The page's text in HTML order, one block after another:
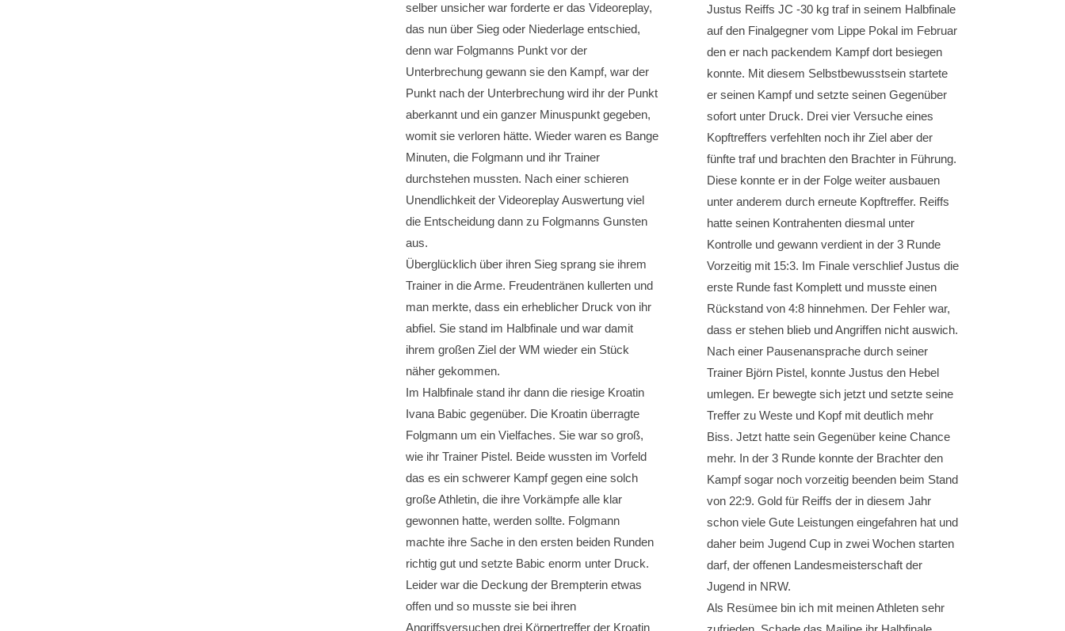
selber unsicher war forderte er das Videoreplay,
das nun über Sieg oder Niederlage entschied,
denn war Folgmanns Punkt vor der
Unterbrechung gewann sie den Kampf, war der
Punkt nach der Unterbrechung wird ihr der Punkt
aberkannt und ein ganzer Minuspunkt gegeben,
womit sie verloren hätte. Wieder waren es Bange
Minuten, die Folgmann und ihr Trainer
durchstehen mussten. Nach einer schieren
Unendlichkeit der Videoreplay Auswertung viel
die Entscheidung dann zu Folgmanns Gunsten
aus.
Überglücklich über ihren Sieg sprang sie ihrem
Trainer in die Arme. Freudentränen kullerten und
man merkte, dass ein erheblicher Druck von ihr
abfiel. Sie stand im Halbfinale und war damit
ihrem großen Ziel der WM wieder ein Stück
näher gekommen.
Im Halbfinale stand ihr dann die riesige Kroatin
Ivana Babic gegenüber. Die Kroatin überragte
Folgmann um ein Vielfaches. Sie war so groß,
wie ihr Trainer Pistel. Beide wussten im Vorfeld
das es ein schwerer Kampf gegen eine solch
große Athletin, die ihre Vorkämpfe alle klar
gewonnen hatte, werden sollte. Folgmann
machte ihre Sache in den ersten beiden Runden
richtig gut und setzte Babic enorm unter Druck.
Leider war die Deckung der Brempterin etwas
offen und so musste sie bei ihren
Angriffsversuchen drei Körpertreffer der Kroatin
Justus Reiffs JC -30 kg traf in seinem Halbfinale
auf den Finalgegner vom Lippe Pokal im Februar
den er nach packendem Kampf dort besiegen
konnte. Mit diesem Selbstbewusstsein startete
er seinen Kampf und setzte seinen Gegenüber
sofort unter Druck. Drei vier Versuche eines
Kopftreffers verfehlten noch ihr Ziel aber der
fünfte traf und brachten den Brachter in Führung.
Diese konnte er in der Folge weiter ausbauen
unter anderem durch erneute Kopftreffer. Reiffs
hatte seinen Kontrahenten diesmal unter
Kontrolle und gewann verdient in der 3 Runde
Vorzeitig mit 15:3. Im Finale verschlief Justus die
erste Runde fast Komplett und musste einen
Rückstand von 4:8 hinnehmen. Der Fehler war,
dass er stehen blieb und Angriffen nicht auswich.
Nach einer Pausenansprache durch seiner
Trainer Björn Pistel, konnte Justus den Hebel
umlegen. Er bewegte sich jetzt und setzte seine
Treffer zu Weste und Kopf mit deutlich mehr
Biss. Jetzt hatte sein Gegenüber keine Chance
mehr. In der 3 Runde konnte der Brachter den
Kampf sogar noch vorzeitig beenden beim Stand
von 22:9. Gold für Reiffs der in diesem Jahr
schon viele Gute Leistungen eingefahren hat und
daher beim Jugend Cup in zwei Wochen starten
darf, der offenen Landesmeisterschaft der
Jugend in NRW.
Als Resümee bin ich mit meinen Athleten sehr